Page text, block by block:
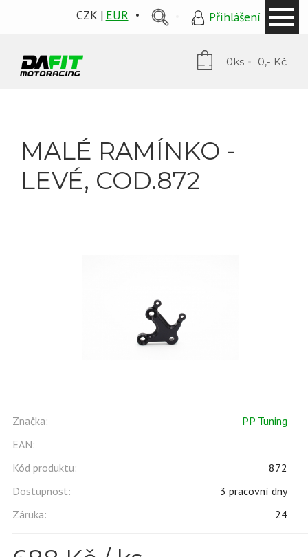
CZK EUR Přihlášení
0ks 0,- Kč
MALÉ RAMÍNKO -
LEVÉ, COD.872
Značka:
PP Tuning
EAN:
Kód produktu:
872
Dostupnost:
3 pracovní dny
Záruka:
24